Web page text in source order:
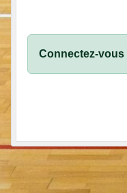
Connectez-vous